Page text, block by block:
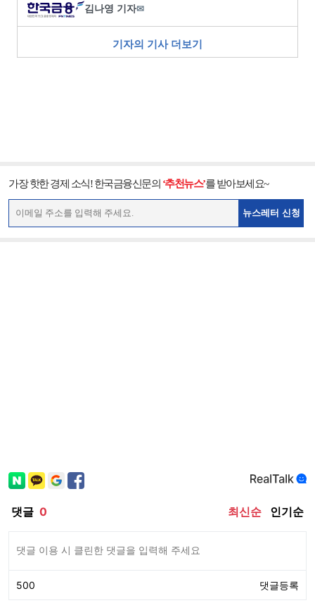
김나영 기자✉
기자의 기사 더보기
가장 핫한 경제 소식! 한국금융신문의 ‘추천뉴스’를 받아보세요~
뉴스레터 신청